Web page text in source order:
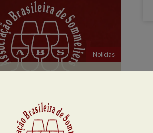
Notícias